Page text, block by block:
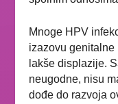
Mnoge HPV
izazovu
lakše displazije.
neugodne, nisu
dođe do razvoja